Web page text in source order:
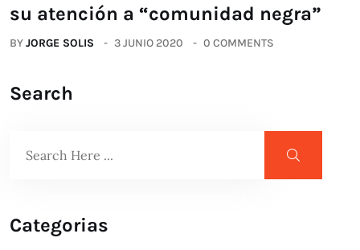
su atención a “comunidad negra”
BYJORGE SOLIS 3 JUNIO 2020 0 COMMENTS
Search
Categorias